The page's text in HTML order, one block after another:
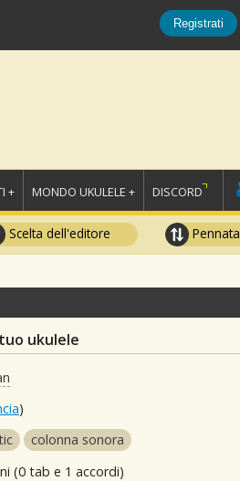
Registrati
+ MONDO UKULELE + DISCORD
Scelta dell'editore Pennata
ukulele
)
colonna sonora
(0 tab e 1 accordi)